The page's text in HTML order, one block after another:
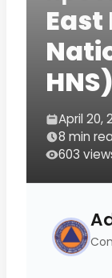
East
April 20,
8 min
603